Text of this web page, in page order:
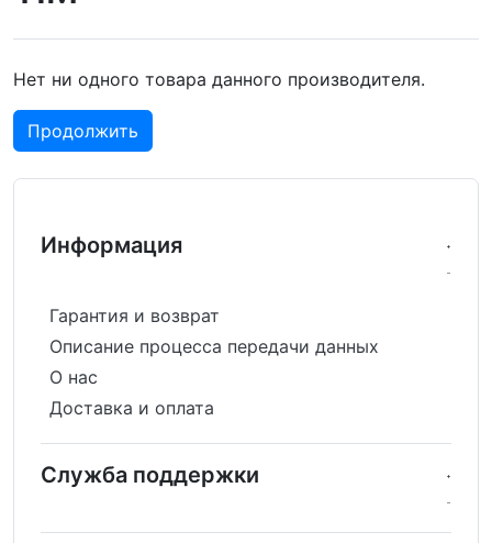
Нет ни одного товара данного производителя.
Продолжить
Информация
Гарантия и возврат
Описание процесса передачи данных
О нас
Доставка и оплата
Служба поддержки